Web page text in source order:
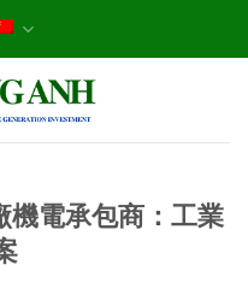
電承包商：工業